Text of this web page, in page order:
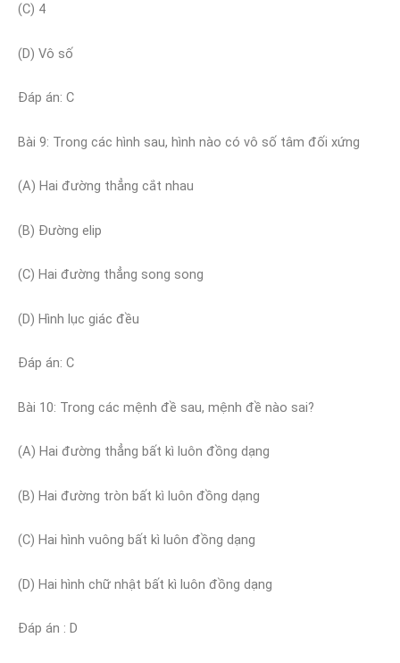
(C) 4
(D) Vô số
Đáp án: C
Bài 9: Trong các hình sau, hình nào có vô số tâm đối xứng
(A) Hai đường thẳng cắt nhau
(B) Đường elip
(C) Hai đường thẳng song song
(D) Hình lục giác đều
Đáp án: C
Bài 10: Trong các mệnh đề sau, mệnh đề nào sai?
(A) Hai đường thẳng bất kì luôn đồng dạng
(B) Hai đường tròn bất kì luôn đồng dạng
(C) Hai hình vuông bất kì luôn đồng dạng
(D) Hai hình chữ nhật bất kì luôn đồng dạng
Đáp án : D